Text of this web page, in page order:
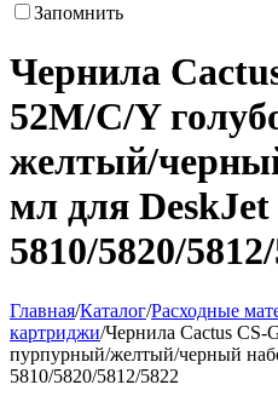
Запомнить
Чернила
52M/C/Y
желтый/
мл для
5810/5820/
Главная/Каталог/Расходные
картриджи/Чернила Cactus CS-
пурпурный/желтый/черный
5810/5820/5812/5822